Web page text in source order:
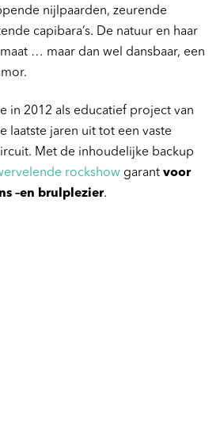
nijlpaarden, zeurende
capibara’s. De natuur en haar
… maar dan wel dansbaar, een
in 2012 als educatief project van
laatste jaren uit tot een vaste
Met de inhoudelijke backup
rockshow garant voor
–en brulplezier.